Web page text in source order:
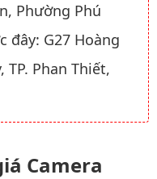
Phường Phú
đây: G27 Hoàng
TP. Phan Thiết,
Camera